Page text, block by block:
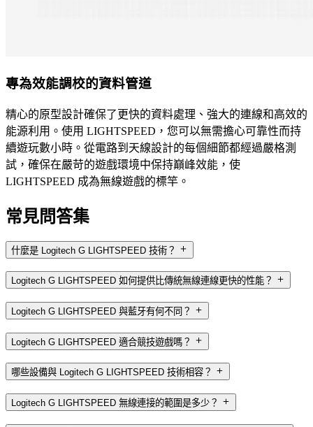
專為效能調校的資料管道
精心的原型設計確保了更快的資料處理、強大的連線和高效的
能源利用。使用 LIGHTSPEED，您可以無需擔心可靠性而持
續遊玩數小時。從電路到天線設計的每個細節都經過嚴格測
試，確保在嚴苛的遊戲環境中保持巔峰效能，使
LIGHTSPEED 成為無線遊戲的標竿。
常見問答集
什麼是 Logitech G LIGHTSPEED 技術？
Logitech G LIGHTSPEED 如何提供比傳統無線連線更快的性能？
Logitech G LIGHTSPEED 與藍牙有何不同？
Logitech G LIGHTSPEED 適合競技遊戲嗎？
哪些設備與 Logitech G LIGHTSPEED 技術相容？
Logitech G LIGHTSPEED 無線連接的範圍是多少？